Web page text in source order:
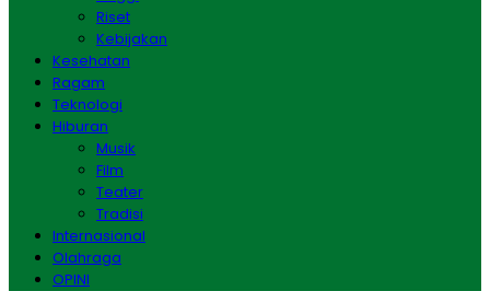
Riset
Kebijakan
Kesehatan
Ragam
Teknologi
Hiburan
Musik
Film
Teater
Tradisi
Internasional
Olahraga
OPINI